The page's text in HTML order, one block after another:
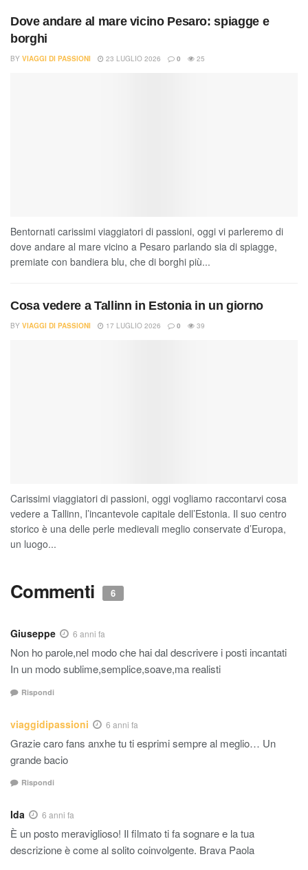
Dove andare al mare vicino Pesaro: spiagge e
borghi
BY VIAGGI DI PASSIONI 23 LUGLIO 2026 0 25
Bentornati carissimi viaggiatori di passioni, oggi vi parleremo di
dove andare al mare vicino a Pesaro parlando sia di spiagge,
premiate con bandiera blu, che di borghi più...
Cosa vedere a Tallinn in Estonia in un giorno
BY VIAGGI DI PASSIONI 17 LUGLIO 2026 0 39
Carissimi viaggiatori di passioni, oggi vogliamo raccontarvi cosa
vedere a Tallinn, l’incantevole capitale dell’Estonia. Il suo centro
storico è una delle perle medievali meglio conservate d’Europa,
un luogo...
Commenti 6
Giuseppe 6 anni fa
Non ho parole,nel modo che hai dal descrivere i posti incantati
In un modo sublime,semplice,soave,ma realisti
Rispondi
viaggidipassioni 6 anni fa
Grazie caro fans anxhe tu ti esprimi sempre al meglio… Un
grande bacio
Rispondi
Ida 6 anni fa
È un posto meraviglioso! Il filmato ti fa sognare e la tua
descrizione è come al solito coinvolgente. Brava Paola